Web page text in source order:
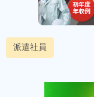
派遣社員